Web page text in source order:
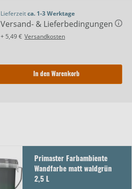
Lieferzeitca. 1-3 Werktage
Versand- & Lieferbedingungen
+ 5,49 € Versandkosten
In den Warenkorb
Primaster Farbambiente
Wandfarbe matt waldgrün
2,5 L